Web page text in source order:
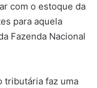
com o estoque da
para aquela
Fazenda Nacional
tributária faz uma